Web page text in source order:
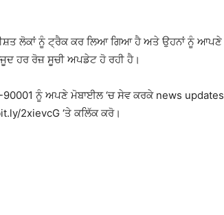
ਲੋਕਾਂ ਨੂੰ ਟ੍ਰੈਕ ਕਰ ਲਿਆ ਗਿਆ ਹੈ ਅਤੇ ਉਹਨਾਂ ਨੂੰ ਆਪਣੇ
ਹਰ ਰੋਜ਼ ਸੂਚੀ ਅਪਡੇਟ ਹੋ ਰਹੀ ਹੈ।
ਨੂੰ ਅਪਣੇ ਮੋਬਾਈਲ ‘ਚ ਸੇਵ ਕਰਕੇ news updates
2xievcG ‘ਤੇ ਕਲਿੱਕ ਕਰੋ।